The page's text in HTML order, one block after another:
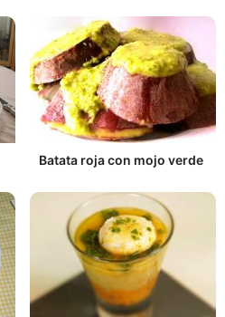
Batata roja con mojo verde